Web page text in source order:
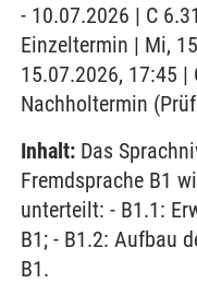
- 10.07.2026 | C
Einzeltermin | Mi,
15.07.2026, 17:45 |
Nachholtermin
Inhalt: Das
Fremdsprache B1
unterteilt: - B1.1:
B1; - B1.2: Aufbau
B1.